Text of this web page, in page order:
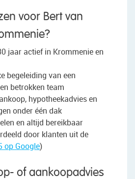
voor Bert van
jaar actief in Krommenie en
begeleiding van een
betrokken team
hypotheekadvies en
onder één dak
en altijd bereikbaar
door klanten uit de
op Google)
of aankoopadvies